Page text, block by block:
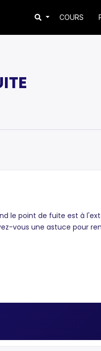
COURS
le point de fuite est à
vous une astuce pour